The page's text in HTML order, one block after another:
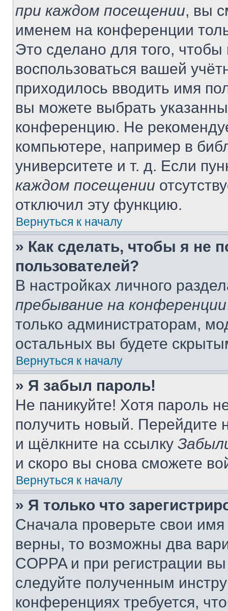
при каждом посещении, вы
именем на конференции
Это сделано для того, чтобы
воспользоваться вашей
приходилось вводить имя
вы можете выбрать
конференцию. Не
компьютере, например в
университете и т. д. Если
каждом посещении
отключил эту функцию.
Вернуться к началу
» Как сделать, чтобы я не
пользователей?
В настройках личного
пребывание на конференции
только администраторам,
остальных вы будете
Вернуться к началу
» Я забыл пароль!
Не паникуйте! Хотя пароль
получить новый. Перейдите
и щёлкните на ссылку
и скоро вы снова сможете
Вернуться к началу
» Я только что
Сначала проверьте свои
верны, то возможны два
COPPA и при регистрации
следуйте полученным
конференциях требуется,